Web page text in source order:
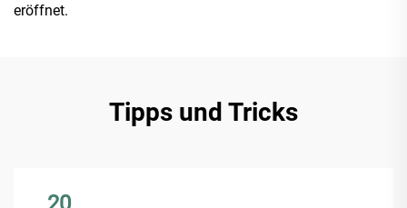
eröffnet.
Tipps und Tricks